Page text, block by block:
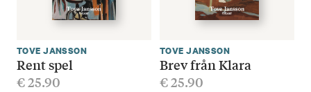
TOVE JANSSON
Rent spel
€25.90
TOVE JANSSON
Brev från Klara
€25.90